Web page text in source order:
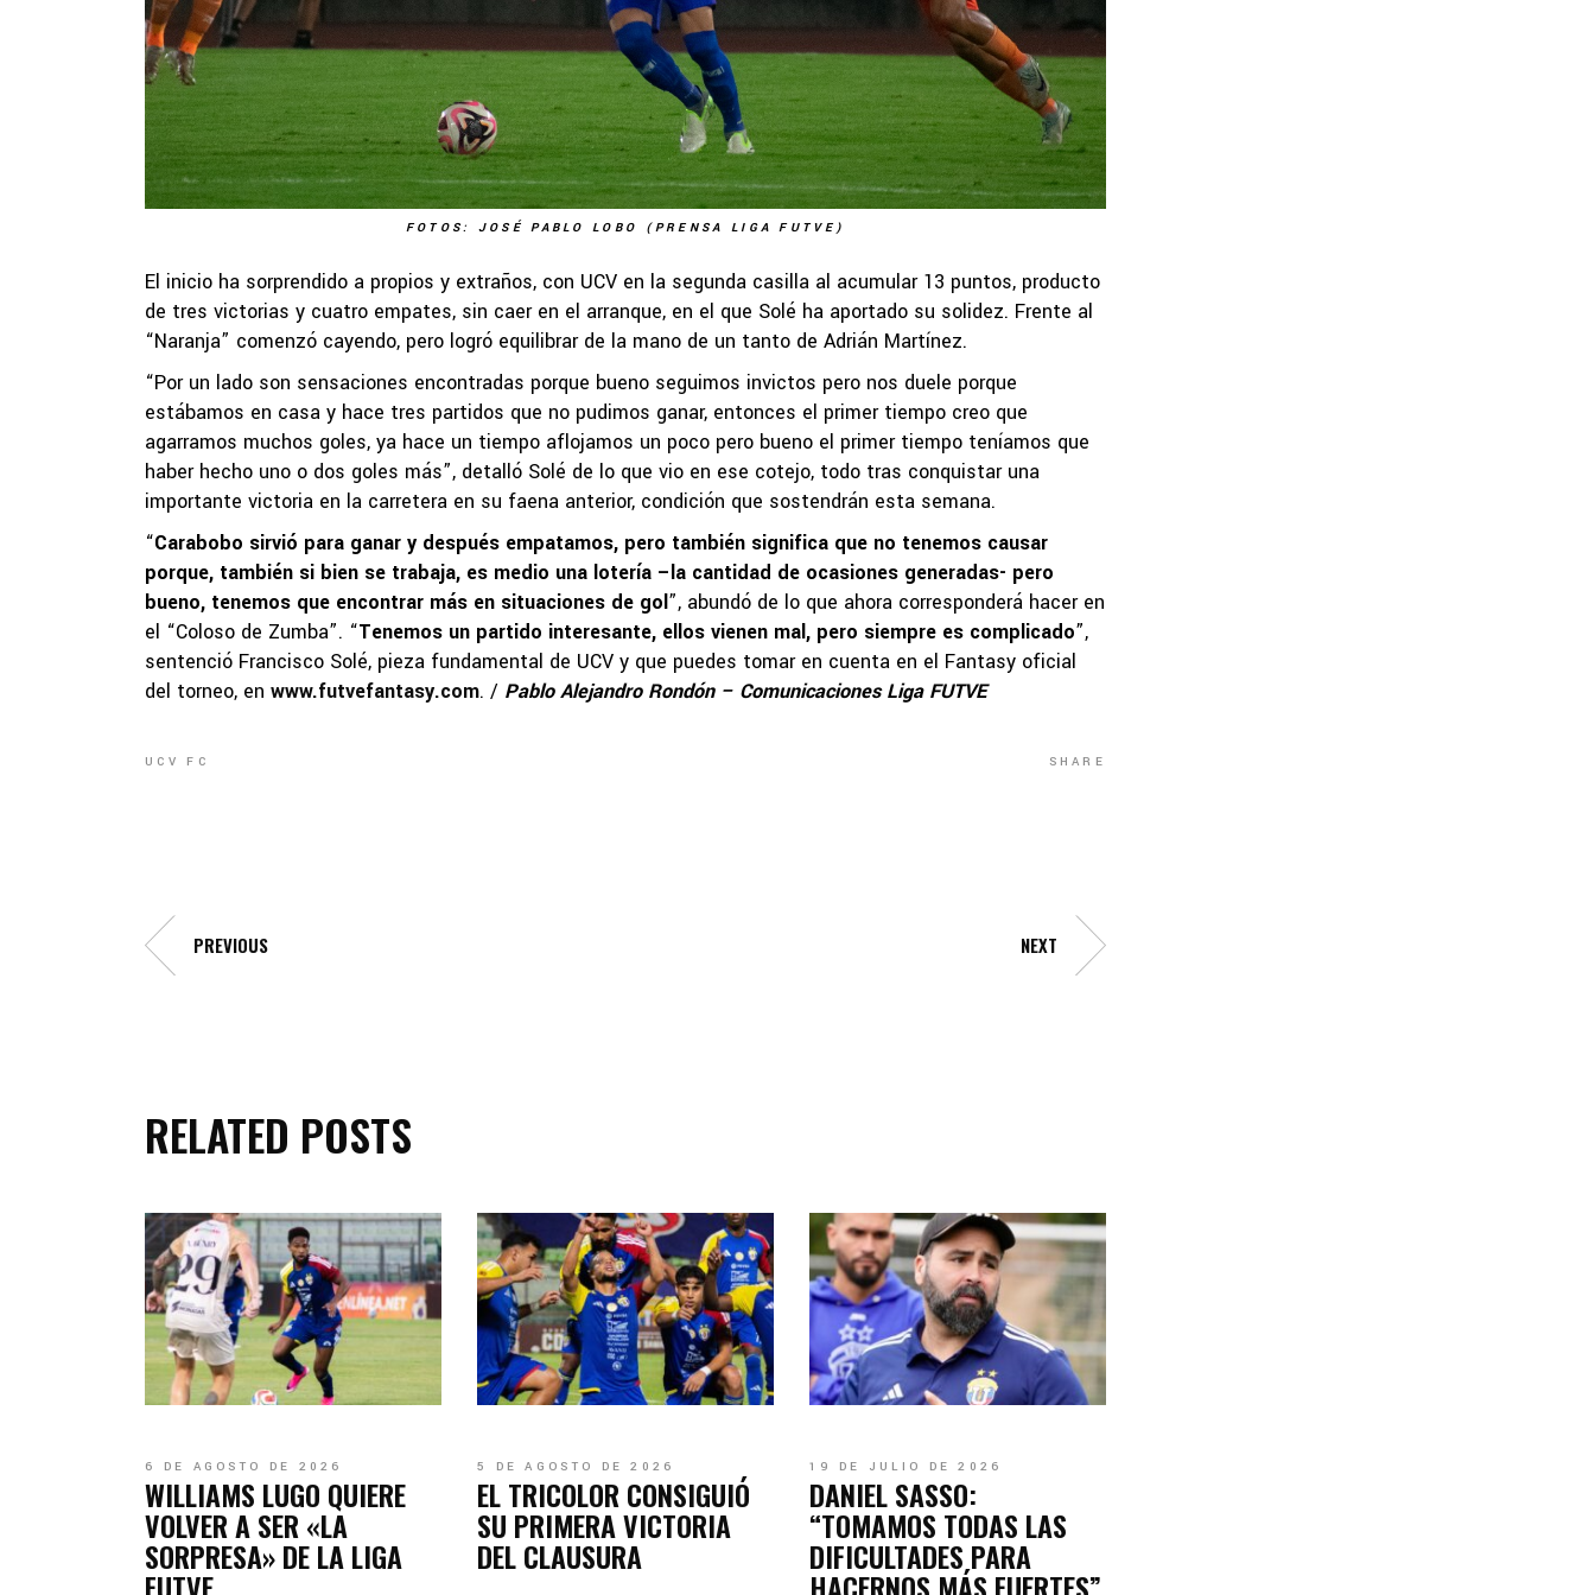
FOTOS: JOSÉ PABLO LOBO (PRENSA LIGA FUTVE)
El inicio ha sorprendido a propios y extraños, con UCV en la segunda casilla al acumular 13 puntos, producto
de tres victorias y cuatro empates, sin caer en el arranque, en el que Solé ha aportado su solidez. Frente al
“Naranja” comenzó cayendo, pero logró equilibrar de la mano de un tanto de Adrián Martínez.
“Por un lado son sensaciones encontradas porque bueno seguimos invictos pero nos duele porque
estábamos en casa y hace tres partidos que no pudimos ganar, entonces el primer tiempo creo que
agarramos muchos goles, ya hace un tiempo aflojamos un poco pero bueno el primer tiempo teníamos que
haber hecho uno o dos goles más”, detalló Solé de lo que vio en ese cotejo, todo tras conquistar una
importante victoria en la carretera en su faena anterior, condición que sostendrán esta semana.
“Carabobo sirvió para ganar y después empatamos, pero también significa que no tenemos causar
porque, también si bien se trabaja, es medio una lotería –la cantidad de ocasiones generadas- pero
bueno, tenemos que encontrar más en situaciones de gol”, abundó de lo que ahora corresponderá hacer en
el “Coloso de Zumba”. “Tenemos un partido interesante, ellos vienen mal, pero siempre es complicado”,
sentenció Francisco Solé, pieza fundamental de UCV y que puedes tomar en cuenta en el Fantasy oficial
del torneo, en www.futvefantasy.com. / Pablo Alejandro Rondón – Comunicaciones Liga FUTVE
UCV FC SHARE
PREVIOUS NEXT
RELATED POSTS
6 DE AGOSTO DE 2026
WILLIAMS LUGO QUIERE
VOLVER A SER «LA
SORPRESA» DE LA LIGA
5 DE AGOSTO DE 2026
EL TRICOLOR CONSIGUIÓ
SU PRIMERA VICTORIA
DEL CLAUSURA
19 DE JULIO DE 2026
DANIEL SASSO:
“TOMAMOS TODAS LAS
DIFICULTADES PARA